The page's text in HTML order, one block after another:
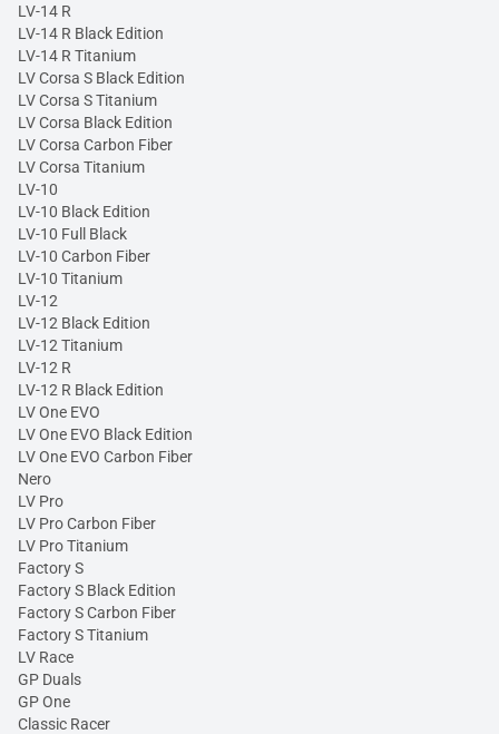
LV-14 R
LV-14 R Black Edition
LV-14 R Titanium
LV Corsa S Black Edition
LV Corsa S Titanium
LV Corsa Black Edition
LV Corsa Carbon Fiber
LV Corsa Titanium
LV-10
LV-10 Black Edition
LV-10 Full Black
LV-10 Carbon Fiber
LV-10 Titanium
LV-12
LV-12 Black Edition
LV-12 Titanium
LV-12 R
LV-12 R Black Edition
LV One EVO
LV One EVO Black Edition
LV One EVO Carbon Fiber
Nero
LV Pro
LV Pro Carbon Fiber
LV Pro Titanium
Factory S
Factory S Black Edition
Factory S Carbon Fiber
Factory S Titanium
LV Race
GP Duals
GP One
Classic Racer